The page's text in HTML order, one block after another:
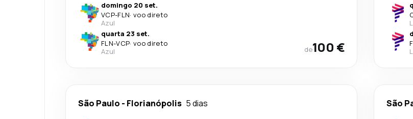
domingo 20 set.
VCP-FLN· voo direto
Azul
quarta 23 set.
FLN-VCP· voo direto
Azul
de100 €
São Paulo - Florianópolis 5 dias São